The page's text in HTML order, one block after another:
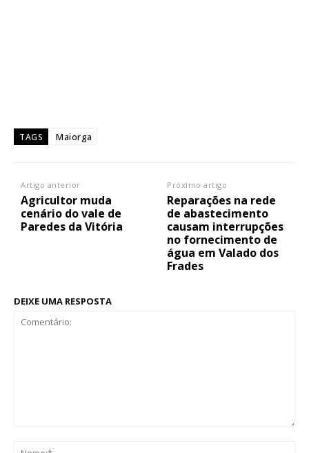
TAGS Maiorga
Artigo anterior
Agricultor muda
cenário do vale de
Paredes da Vitória
Próximo artigo
Reparações na rede
de abastecimento
causam interrupções
no fornecimento de
água em Valado dos
Frades
DEIXE UMA RESPOSTA